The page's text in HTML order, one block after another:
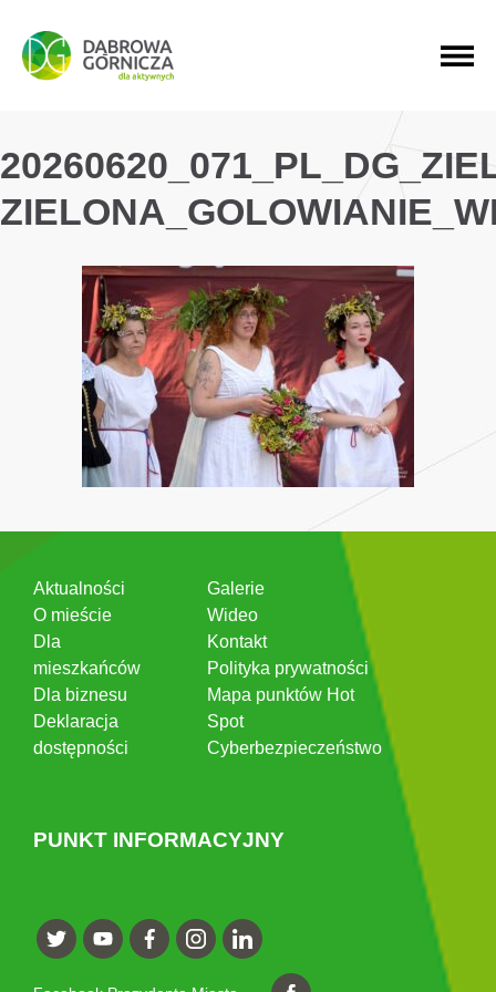
PRZEJDŹ DO MENU GŁÓWNEGO
PRZEJDŹ DO WYSZUKIWARKI
PRZEJDŹ DO TREŚCI
Aktualności
O mieście
Dla
mieszkańców
Dla biznesu
Deklaracja
dostępności
Galerie
Wideo
Kontakt
Polityka prywatności
Mapa punktów Hot
Spot
Cyberbezpieczeństwo
PUNKT INFORMACYJNY